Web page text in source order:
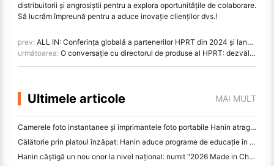
distribuitorii și angrosiștii pentru a explora oportunitățile de colaborare.
Să lucrăm împreună pentru a aduce inovație clienților dvs.!
prev: ALL IN: Conferința globală a partenerilor HPRT din 2024 și lansarea unui nou produs
următoarea: O conversație cu directorul de produse al HPRT: dezvăluirea inovației și creșterii în industria tipăriei
Ultimele articole MAI MULT
Camerele foto instantanee și imprimantele foto portabile Hanin atrag un interes puternic la IEAE Shenzhen 2026
Călătorie prin platoul înzăpat: Hanin aduce programe de educație în fotografie copiilor din Qamdo
Hanin câștigă un nou onor la nivel național: numit "2026 Made in China · Brand de încredere de către consumatori"